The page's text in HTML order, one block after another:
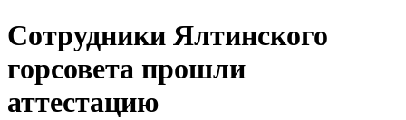
Сотрудники Ялтинского
горсовета прошли
аттестацию